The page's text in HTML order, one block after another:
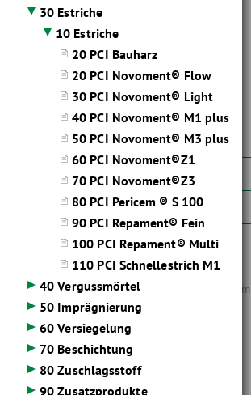
30 Estriche
10 Estriche
20 PCI Bauharz
20 PCI Novoment® Flow
30 PCI Novoment® Light
40 PCI Novoment® M1 plus
50 PCI Novoment® M3 plus
60 PCI Novoment®Z1
70 PCI Novoment®Z3
80 PCI Pericem ® S 100
90 PCI Repament® Fein
100 PCI Repament® Multi
110 PCI Schnellestrich M1
40 Vergussmörtel
50 Imprägnierung
60 Versiegelung
70 Beschichtung
80 Zuschlagsstoff
90 Zusatzprodukte
Weiterführende Informationen
Leistungserklärungen
Produktinformationen
Schnellhärtender Zementestrich 20 bis 100 mm
- Für innen und außen.
- Nach 6 Stunden begehbar.
- Belegreif nach 24 Stunden.
- Pumpfähig.
- Optimale Verarbeitungseigenschaften.